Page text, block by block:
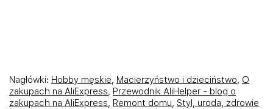
Nagłówki: Hobby męskie, Macierzyństwo i dzieciństwo, O
zakupach na AliExpress, Przewodnik AliHelper - blog o
zakupach na AliExpress, Remont domu, Styl, uroda, zdrowie